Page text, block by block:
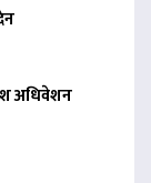
अधिवेशन